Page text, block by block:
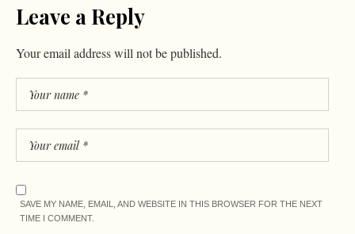
Leave a Reply
Your email address will not be published.
SAVE MY NAME, EMAIL, AND WEBSITE IN THIS BROWSER FOR THE NEXT
TIME I COMMENT.